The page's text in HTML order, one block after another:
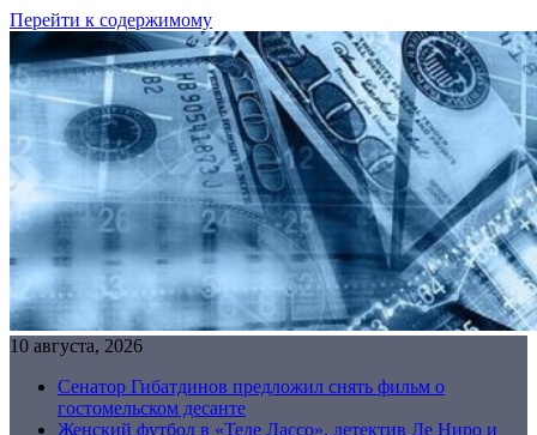
Перейти к содержимому
10 августа, 2026
Сенатор Гибатдинов предложил снять фильм о
гостомельском десанте
Женский футбол в «Теде Лассо», детектив Де Ниро и